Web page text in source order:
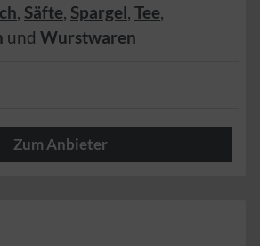
, Säfte, Spargel, Tee,
und Wurstwaren
Zum Anbieter